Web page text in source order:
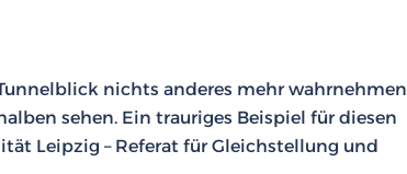
nichts anderes mehr wahrnehmen
sehen. Ein trauriges Beispiel für diesen
Leipzig – Referat für Gleichstellung und